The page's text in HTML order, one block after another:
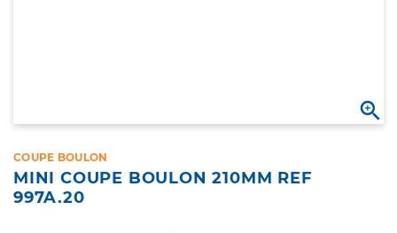

COUPE BOULON
MINI COUPE BOULON 210MM REF
997A.20